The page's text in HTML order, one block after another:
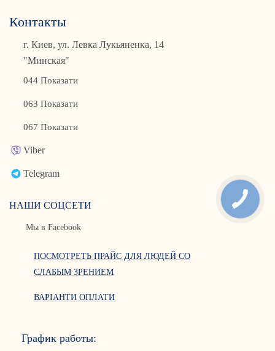
График работы:
Контакты
г. Киев, ул. Левка Лукьяненка, 14
"Минская"
044 Показати
063 Показати
067 Показати
Viber
Telegram
НАШИ СОЦСЕТИ
Мы в Facebook
ПОСМОТРЕТЬ ПРАЙС ДЛЯ ЛЮДЕЙ СО
СЛАБЫМ ЗРЕНИЕМ
ВАРІАНТИ ОПЛАТИ